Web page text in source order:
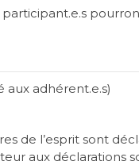
aux adhérent.e.s)
de l’esprit sont
aux déclarations